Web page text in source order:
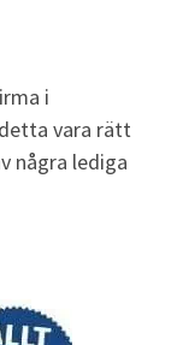
i
vara rätt
några lediga